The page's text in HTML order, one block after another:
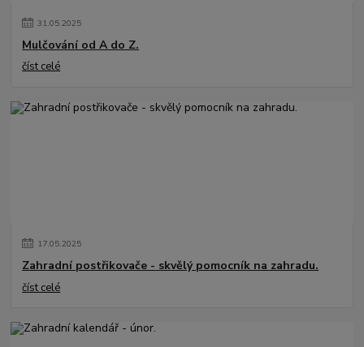
31.05.2025
Mulčování od A do Z.
číst celé
17.05.2025
Zahradní postřikovače - skvělý pomocník na zahradu.
číst celé